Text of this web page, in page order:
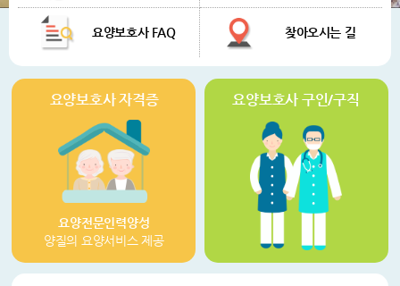
요양보호사 FAQ 찾아오시는 길
요양보호사 자격증
요양전문인력양성
양질의 요양서비스 제공
요양보호사 구인/구직